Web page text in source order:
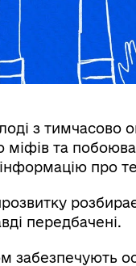
з тимчасово
міфів та
про
передбачені.
забезпечують